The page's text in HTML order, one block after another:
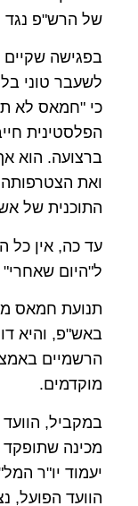
של הרש"פ
בפגישה
לשעבר טוני
כי "חמאס לא
הפלסטינית
ברצועה. הוא
ואת
התוכנית של
עד כה, אין כל
ל"היום
תנועת חמאס
באש"פ, והיא
הרשמיים
מוקדמים.
במקביל,
מכינה שתופקד
יעמוד יו"ר
הוועד הפועל,